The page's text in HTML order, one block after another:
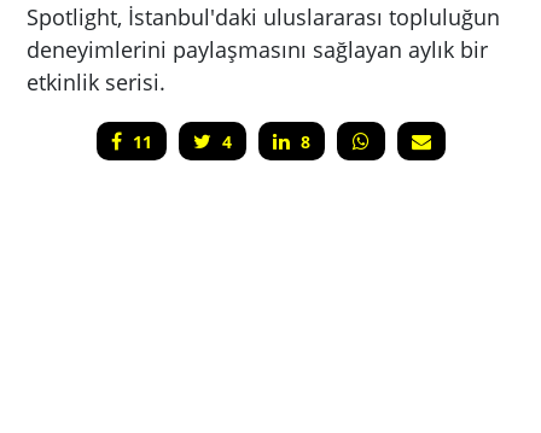
Spotlight, İstanbul'daki uluslararası topluluğun
deneyimlerini paylaşmasını sağlayan aylık bir
etkinlik serisi.
11 4 8